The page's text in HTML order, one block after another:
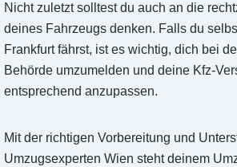
Nicht zuletzt solltest du auch an die
deines Fahrzeugs denken. Falls du
Frankfurt fährst, ist es wichtig, dich bei
Behörde umzumelden und deine Kfz-
entsprechend anzupassen.
Mit der richtigen Vorbereitung und
Umzugsexperten Wien steht deinem